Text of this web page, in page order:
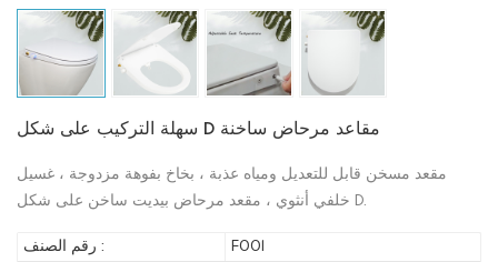
سهلة التركيب على شكل D مقاعد مرحاض ساخنة
مقعد مسخن قابل للتعديل ومياه عذبة ، بخاخ بفوهة مزدوجة ، غسيل
خلفي أنثوي ، مقعد مرحاض بيديت ساخن على شكل D.
رقم الصنف :
F001